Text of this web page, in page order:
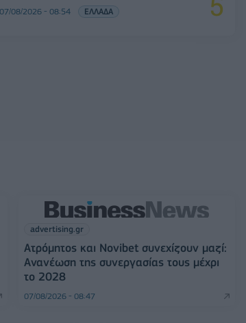
07/08/2026 - 08:54 ΕΛΛΑΔΑ
advertising.gr
Ατρόμητος και Novibet συνεχίζουν μαζί:
Ανανέωση της συνεργασίας τους μέχρι
το 2028
07/08/2026 - 08:47